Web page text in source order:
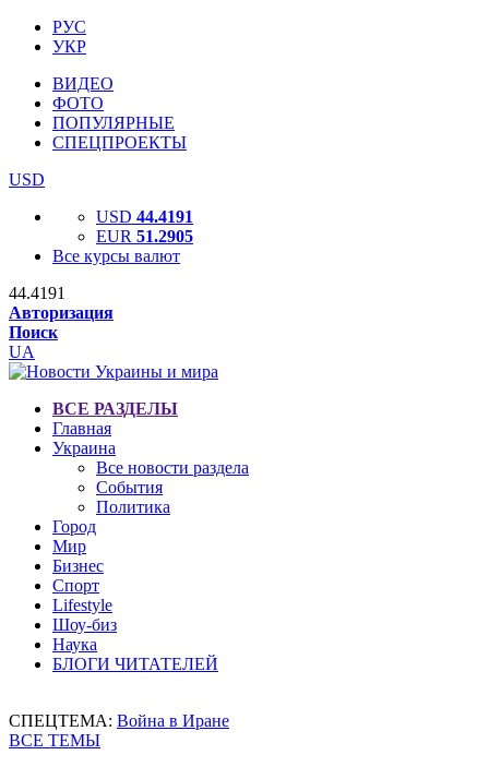
РУС
УКР
ВИДЕО
ФОТО
ПОПУЛЯРНЫЕ
СПЕЦПРОЕКТЫ
USD
USD 44.4191
EUR 51.2905
Все курсы валют
44.4191
Авторизация
Поиск
UA
ВСЕ РАЗДЕЛЫ
Главная
Украина
Все новости раздела
События
Политика
Город
Мир
Бизнес
Спорт
Lifestyle
Шоу-биз
Наука
БЛОГИ ЧИТАТЕЛЕЙ
СПЕЦТЕМА: Война в Иране
ВСЕ ТЕМЫ